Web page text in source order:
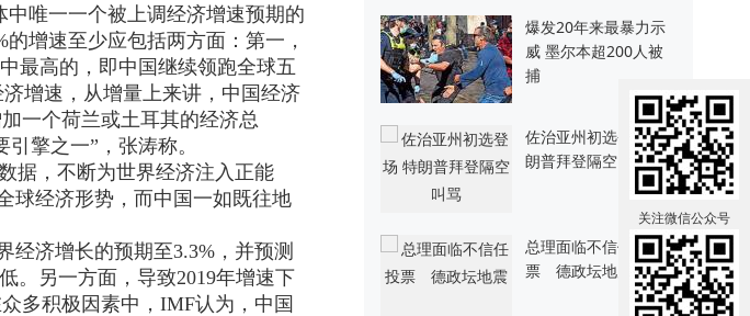
中唯一一个被上调经济增速预期的
增速至少应包括两方面：第一，
最高的，即中国继续领跑全球五
增速，从增量上来讲，中国经济
一个荷兰或土耳其的经济总
擎之一”，张涛称。
据，不断为世界经济注入正能
球经济形势，而中国一如既往地
经济增长的预期至3.3%，并预测
。另一方面，导致2019年增速下
多积极因素中，IMF认为，中国
爆发20年来最暴力示
威 墨尔本超200人被
捕
佐治亚州初选登场 特
朗普拜登隔空叫骂
总理面临不信任投
票 德政坛地震
关注微信公众号